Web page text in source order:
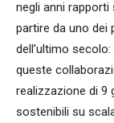
negli anni rapporti
partire da uno dei
dell’ultimo
queste
realizzazione di 9
sostenibili su